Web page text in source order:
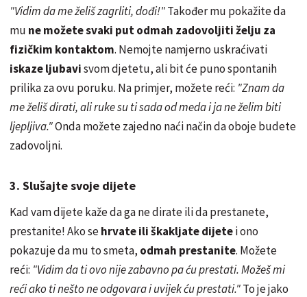
"Vidim da me želiš zagrliti, dođi!"Također mu pokažite da
mu ne možete svaki put odmah zadovoljiti želju za
fizičkim kontaktom. Nemojte namjerno uskraćivati
iskaze ljubavisvom djetetu, ali bit će puno spontanih
prilika za ovu poruku. Na primjer, možete reći: "Znam da
me želiš dirati, ali ruke su ti sada od meda i ja ne želim biti
ljepljiva."Onda možete zajedno naći način da oboje budete
zadovoljni.
3. Slušajte svoje dijete
Kad vam dijete kaže da ga ne dirate ili da prestanete,
prestanite! Ako sehrvate ili škakljate dijetei ono
pokazuje da mu to smeta, odmah prestanite. Možete
reći: "Vidim da ti ovo nije zabavno pa ću prestati. Možeš mi
reći ako ti nešto ne odgovara i uvijek ću prestati."To je jako